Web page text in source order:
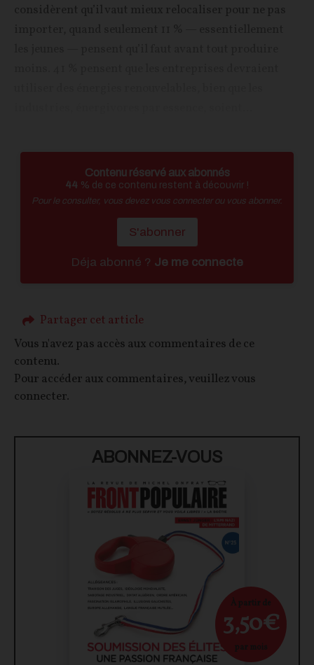
Contenu réservé aux abonnés
44 % de ce contenu restent à découvrir !
Pour le consulter, vous devez vous connecter ou vous abonner.
S'abonner
Déja abonné ? Je me connecte
Partager cet article
Vous n'avez pas accès aux commentaires de ce
contenu.
Pour accéder aux commentaires, veuillez vous
connecter.
ABONNEZ-VOUS
À partir de
3,50€
par mois